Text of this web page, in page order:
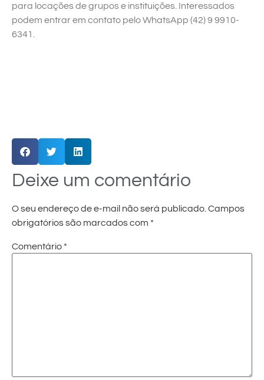
para locações de grupos e instituições. Interessados
podem entrar em contato pelo WhatsApp (42) 9 9910-
6341.
Deixe um comentário
O seu endereço de e-mail não será publicado.Campos
obrigatórios são marcados com *
Comentário *